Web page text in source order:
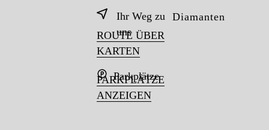
Diamanten
Ihr Weg zu
uns
ROUTE ÜBER
KARTEN
Parkplätze
PARKPLÄTZE
ANZEIGEN